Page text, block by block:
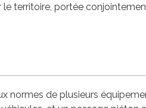
le territoire, portée
normes de plusieurs